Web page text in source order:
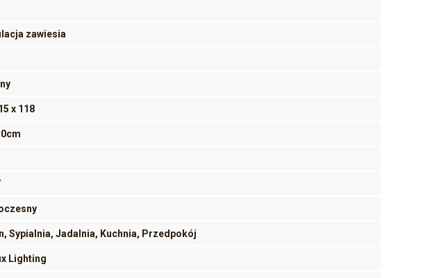
zawiesia
x 118
Sypialnia, Jadalnia, Kuchnia, Przedpokój
Lighting